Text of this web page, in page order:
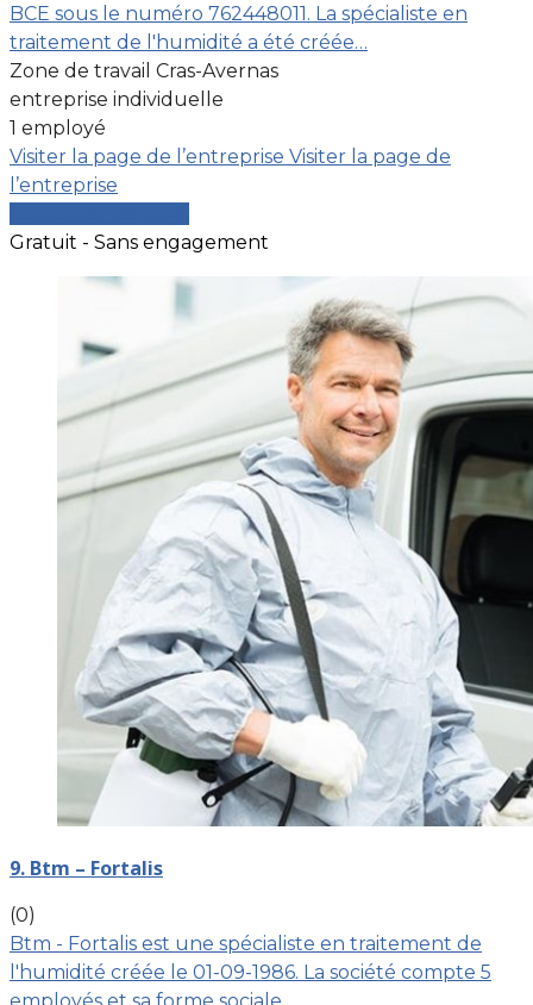
BCE sous le numéro 762448011. La spécialiste en
traitement de l'humidité a été créée…
Zone de travail Cras-Avernas
entreprise individuelle
1 employé
Visiter la page de l’entreprise Visiter la page de
l’entreprise
Gratuit - Sans engagement
9. Btm – Fortalis
(0)
Btm - Fortalis est une spécialiste en traitement de
l'humidité créée le 01-09-1986. La société compte 5